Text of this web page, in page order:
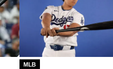
MLB